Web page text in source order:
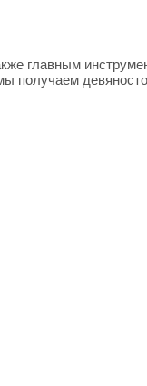
главным
получаем